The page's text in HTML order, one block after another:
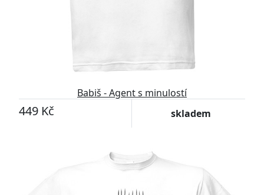
Babiš - Agent s minulostí
449 Kč skladem